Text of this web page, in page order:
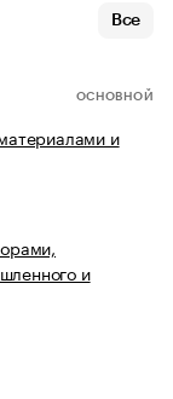
Все
ОСНОВНОЙ
и
и